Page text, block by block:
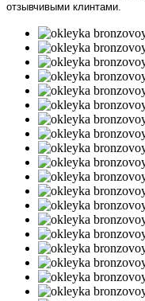
отзывчивыми клинтами.